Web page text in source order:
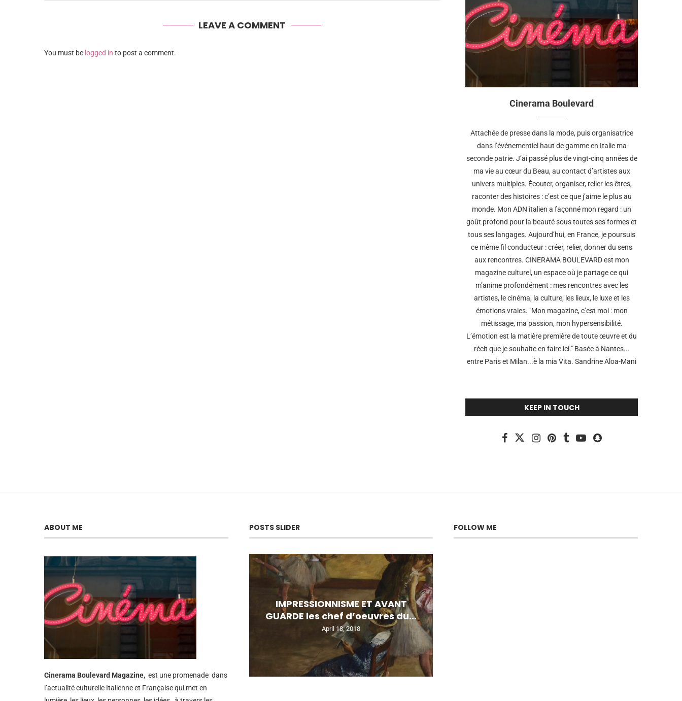
LEAVE A COMMENT
You must be logged in to post a comment.
Cinerama Boulevard
Attachée de presse dans la mode, puis organisatrice
dans l’événementiel haut de gamme en Italie ma
seconde patrie. J’ai passé plus de vingt-cinq années de
ma vie au cœur du Beau, au contact d’artistes aux
univers multiples. Écouter, organiser, relier les êtres,
raconter des histoires : c’est ce que j’aime le plus au
monde. Mon ADN italien a façonné mon regard : un
goût profond pour la beauté sous toutes ses formes et
tous ses langages. Aujourd’hui, en France, je poursuis
ce même fil conducteur : créer, relier, donner du sens
aux rencontres. CINERAMA BOULEVARD est mon
magazine culturel, un espace où je partage ce qui
m’anime profondément : mes rencontres avec les
artistes, le cinéma, la culture, les lieux, le luxe et les
émotions vraies. "Mon magazine, c’est moi : mon
métissage, ma passion, mon hypersensibilité.
L’émotion est la matière première de toute œuvre et du
récit que je souhaite en faire ici." Basée à Nantes...
entre Paris et Milan...è la mia Vita. Sandrine Aloa-Mani
KEEP IN TOUCH
ABOUT ME
Cinerama Boulevard Magazine, est une promenade dans
l’actualité culturelle Italienne et Française qui met en
POSTS SLIDER
IMPRESSIONNISME ET AVANT
GUARDE les chef d’oeuvres du...
April 18, 2018
FOLLOW ME